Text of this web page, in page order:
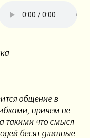
общение в
причем не
такими что смысл
бесят длинные